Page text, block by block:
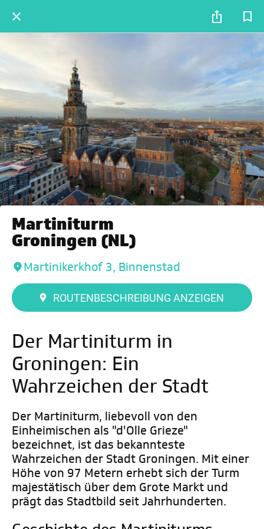
Martiniturm
Groningen (NL)
Martinikerkhof 3, Binnenstad
ROUTENBESCHREIBUNG ANZEIGEN
Der Martiniturm in
Groningen: Ein
Wahrzeichen der Stadt
Der Martiniturm, liebevoll von den
Einheimischen als "d'Olle Grieze"
bezeichnet, ist das bekannteste
Wahrzeichen der Stadt Groningen. Mit einer
Höhe von 97 Metern erhebt sich der Turm
majestätisch über dem Grote Markt und
prägt das Stadtbild seit Jahrhunderten.